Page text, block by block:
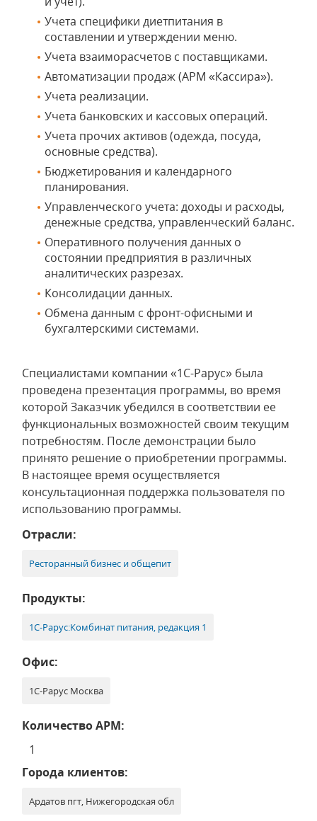
Учета специфики диетпитания в
составлении и утверждении меню.
Учета взаиморасчетов с поставщиками.
Автоматизации продаж (АРМ «Кассира»).
Учета реализации.
Учета банковских и кассовых операций.
Учета прочих активов (одежда, посуда,
основные средства).
Бюджетирования и календарного
планирования.
Управленческого учета: доходы и расходы,
денежные средства, управленческий баланс.
Оперативного получения данных о
состоянии предприятия в различных
аналитических разрезах.
Консолидации данных.
Обмена данным с фронт-офисными и
бухгалтерскими системами.
Специалистами компании «1С-Рарус» была
проведена презентация программы, во время
которой Заказчик убедился в соответствии ее
функциональных возможностей своим текущим
потребностям. После демонстрации было
принято решение о приобретении программы.
В настоящее время осуществляется
консультационная поддержка пользователя по
использованию программы.
Отрасли:
Ресторанный бизнес и общепит
Продукты:
1С-Рарус:Комбинат питания, редакция 1
Офис:
1С-Рарус Москва
Количество АРМ:
1
Города клиентов:
Ардатов пгт, Нижегородская обл